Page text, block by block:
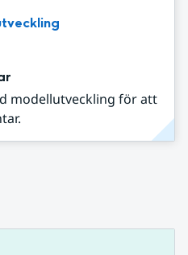
modellutveckling för att